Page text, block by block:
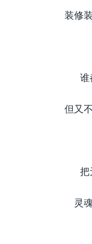
装修
谁
但又
把
灵